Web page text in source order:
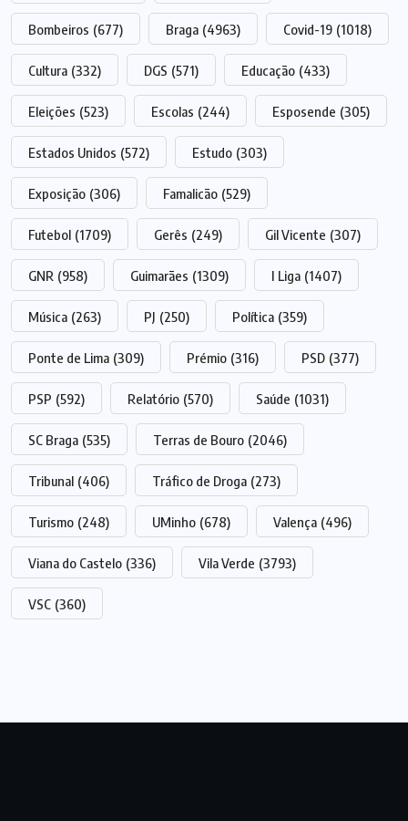
Bombeiros (677) Braga (4963) Covid-19 (1018)
Cultura (332) DGS (571) Educação (433)
Eleições (523) Escolas (244) Esposende (305)
Estados Unidos (572) Estudo (303)
Exposição (306) Famalicão (529)
Futebol (1709) Gerês (249) Gil Vicente (307)
GNR (958) Guimarães (1309) I Liga (1407)
Música (263) PJ (250) Política (359)
Ponte de Lima (309) Prémio (316) PSD (377)
PSP (592) Relatório (570) Saúde (1031)
SC Braga (535) Terras de Bouro (2046)
Tribunal (406) Tráfico de Droga (273)
Turismo (248) UMinho (678) Valença (496)
Viana do Castelo (336) Vila Verde (3793)
VSC (360)